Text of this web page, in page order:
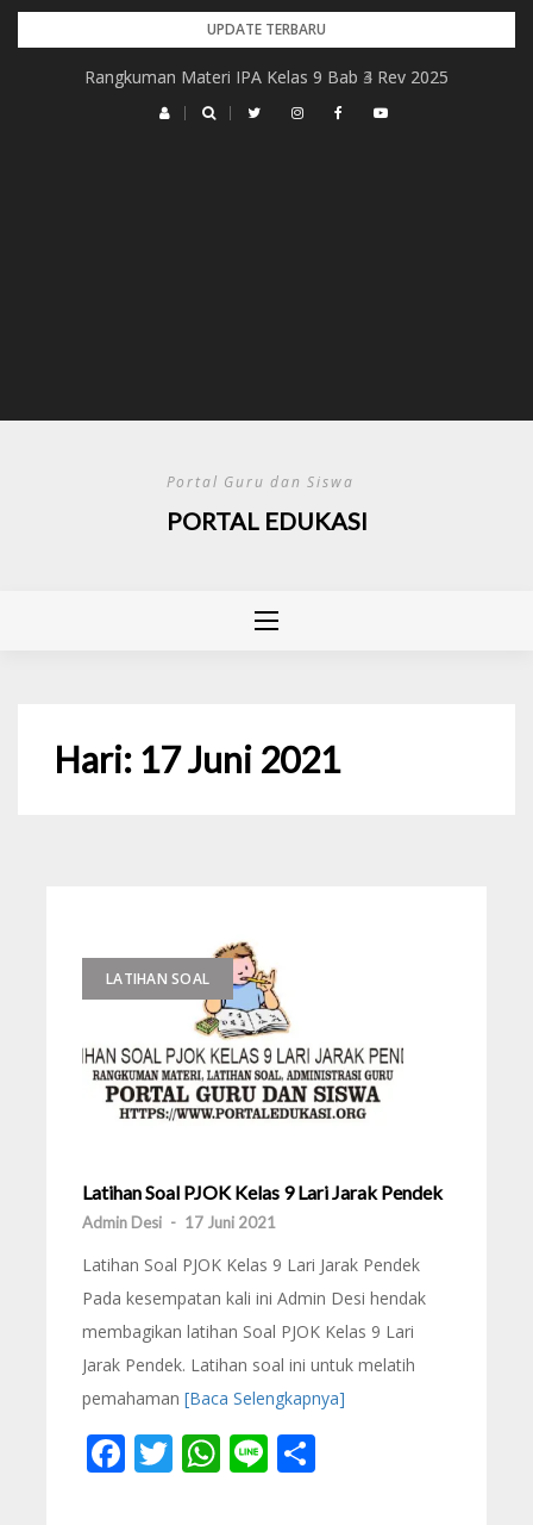
Skip
UPDATE TERBARU
Rangkuman Materi IPA Kelas 9 Bab 4 Rev 2025
Rangkuman Materi IPA Kelas 9 Bab 3 Rev 2025
Portal Guru dan Siswa
PORTAL EDUKASI
Hari: 17 Juni 2021
LATIHAN SOAL
Latihan Soal PJOK Kelas 9 Lari Jarak Pendek
Admin Desi - 17 Juni 2021
Latihan Soal PJOK Kelas 9 Lari Jarak Pendek
Pada kesempatan kali ini Admin Desi hendak
membagikan latihan Soal PJOK Kelas 9 Lari
Jarak Pendek. Latihan soal ini untuk melatih
pemahaman [Baca Selengkapnya]
Facebook
Twitter
WhatsApp
Line